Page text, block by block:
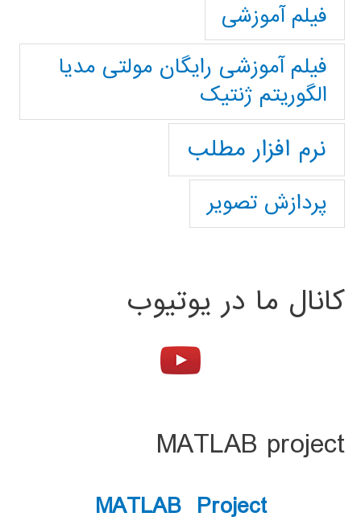
فیلم آموزشی
فیلم آموزشی رایگان مولتی مدیا
الگوریتم ژنتیک
نرم افزار مطلب
پردازش تصویر
کانال ما در یوتیوب
MATLAB project
MATLAB Project